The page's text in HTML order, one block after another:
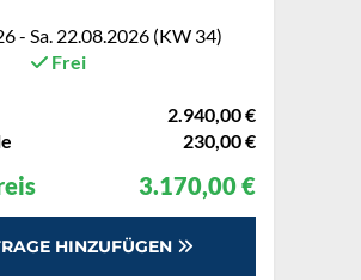
- Sa. 22.08.2026 (KW 34)
Frei
2.940,00 €
230,00 €
3.170,00 €
HINZUFÜGEN